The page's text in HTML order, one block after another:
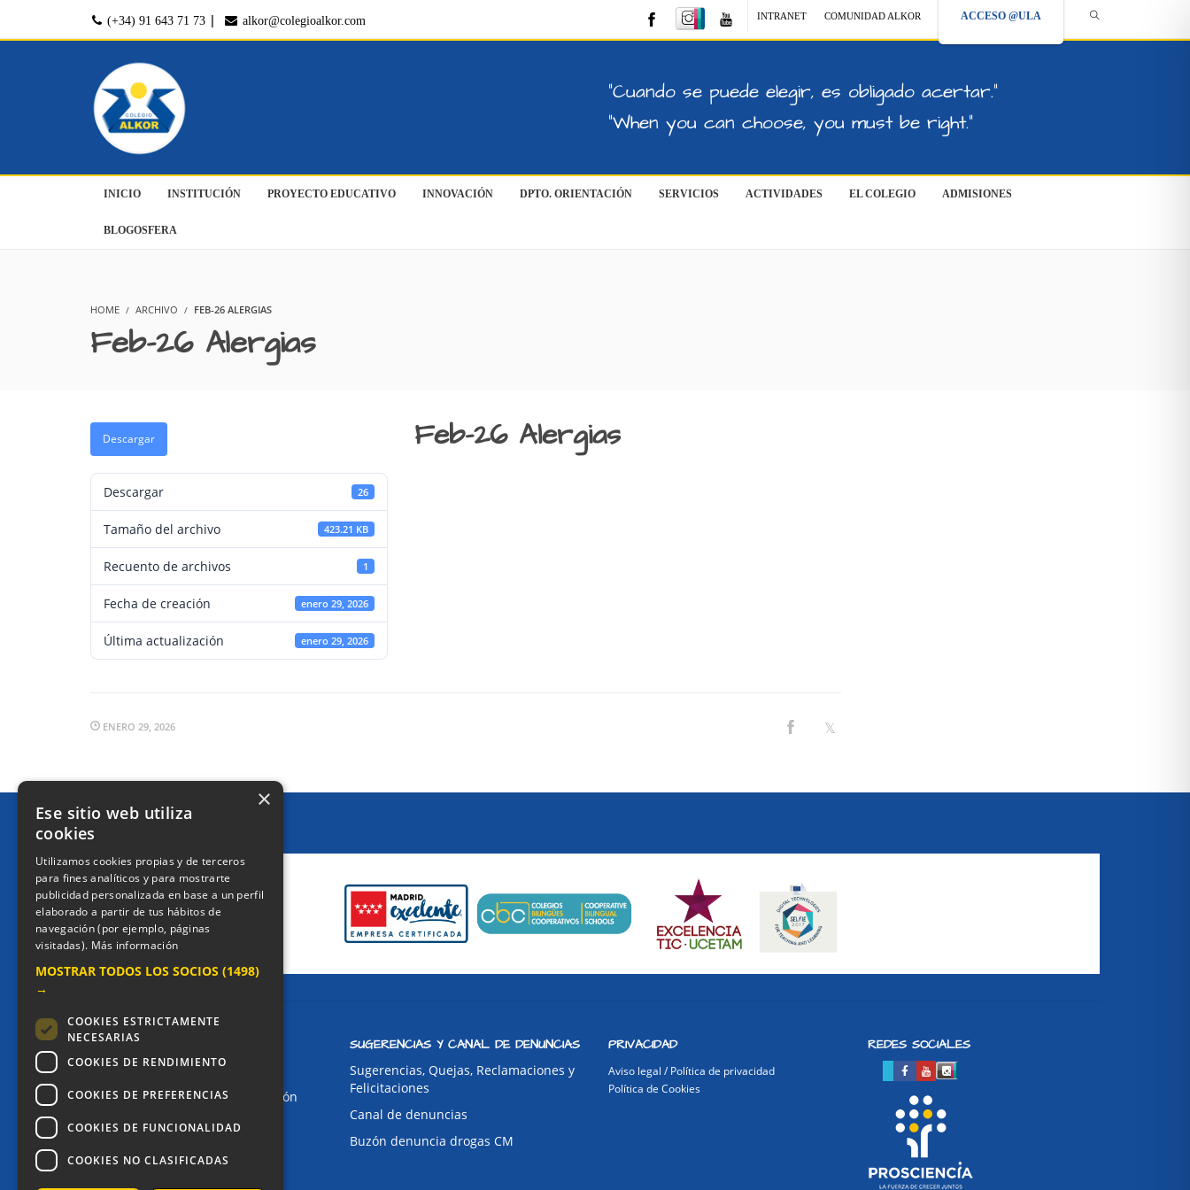
(+34) 91 643 71 73 | alkor@colegioalkor.com INTRANET COMUNIDAD ALKOR ACCESO @ULA
"Cuando se puede elegir, es obligado acertar."
"When you can choose, you must be right."
INICIO INSTITUCIÓN PROYECTO EDUCATIVO INNOVACIÓN DPTO. ORIENTACIÓN SERVICIOS ACTIVIDADES EL COLEGIO ADMISIONES
BLOGOSFERA
HOME ARCHIVO FEB-26 ALERGIAS
Feb-26 Alergias
Descargar
Descargar 26
Tamaño del archivo 423.21 KB
Recuento de archivos 1
Fecha de creación enero 29, 2026
Última actualización enero 29, 2026
Feb-26 Alergias
ENERO 29, 2026
CERTIFICACIONES
CONTACTO
Dirección:
Avda. de Pablo Iglesias, 4. Alcorcón
Teléfonos:
Secretaría Infantil:91 643 61 33
SUGERENCIAS Y CANAL DE DENUNCIAS
Sugerencias, Quejas, Reclamaciones y
Felicitaciones
Canal de denuncias
Buzón denuncia drogas CM
PRIVACIDAD
Aviso legal / Política de privacidad
Política de Cookies
REDES SOCIALES
×
Ese sitio web utiliza
cookies
Utilizamos cookies propias y de terceros
para fines analíticos y para mostrarte
publicidad personalizada en base a un perfil
elaborado a partir de tus hábitos de
navegación (por ejemplo, páginas
visitadas). Más información
MOSTRAR TODOS LOS SOCIOS (1498)
→
COOKIES ESTRICTAMENTE
NECESARIAS
COOKIES DE RENDIMIENTO
COOKIES DE PREFERENCIAS
COOKIES DE FUNCIONALIDAD
COOKIES NO CLASIFICADAS